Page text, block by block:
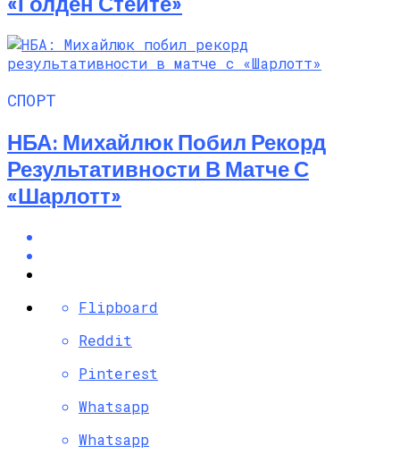
СПОРТ
НБА: Михайлюк Побил Рекорд
Результативности В Матче С
«Шарлотт»
Flipboard
Reddit
Pinterest
Whatsapp
Whatsapp